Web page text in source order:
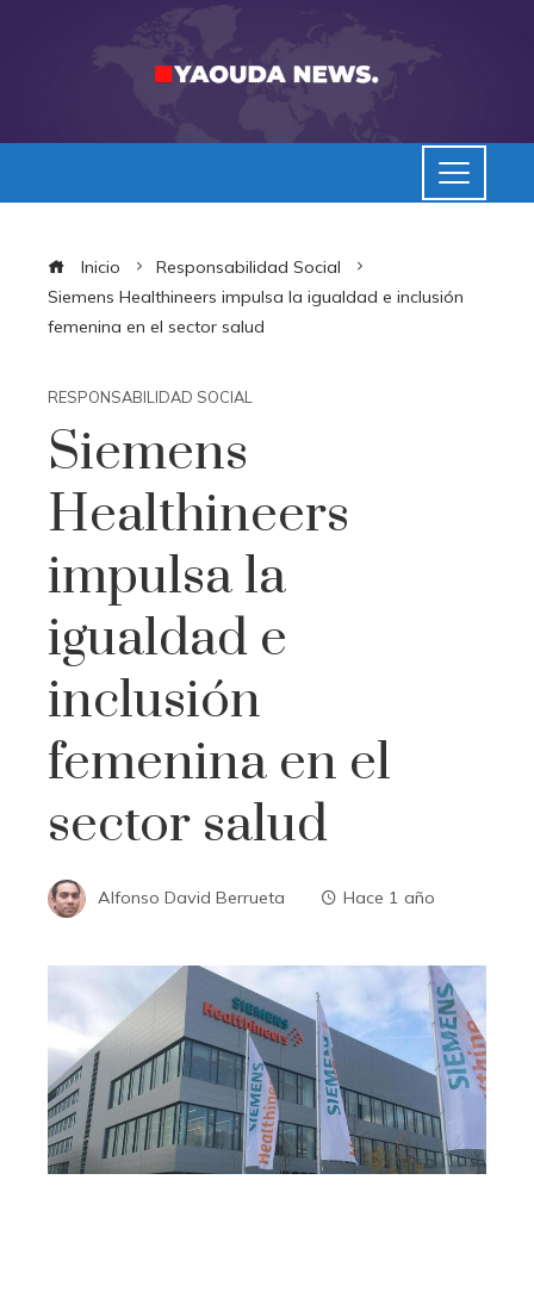
Inicio
Responsabilidad Social
Siemens Healthineers impulsa la igualdad e inclusión
femenina en el sector salud
RESPONSABILIDAD SOCIAL
Siemens
Healthineers
impulsa la
igualdad e
inclusión
femenina en el
sector salud
Alfonso David Berrueta Hace 1 año